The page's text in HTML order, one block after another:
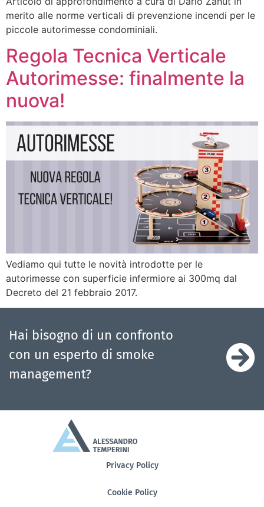
merito alle norme verticali di prevenzione incendi per le
piccole autorimesse condominiali.
Regola Tecnica Verticale
Autorimesse: finalmente la
nuova!
Vediamo qui tutte le novità introdotte per le
autorimesse con superficie infermiore ai 300mq dal
Decreto del 21 febbraio 2017.
Hai bisogno di un confronto
con un esperto di smoke
management?
Privacy Policy
Cookie Policy